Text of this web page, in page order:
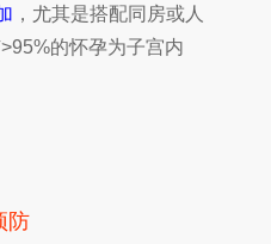
，尤其是搭配同房或人
>95%的怀孕为子宫内
防